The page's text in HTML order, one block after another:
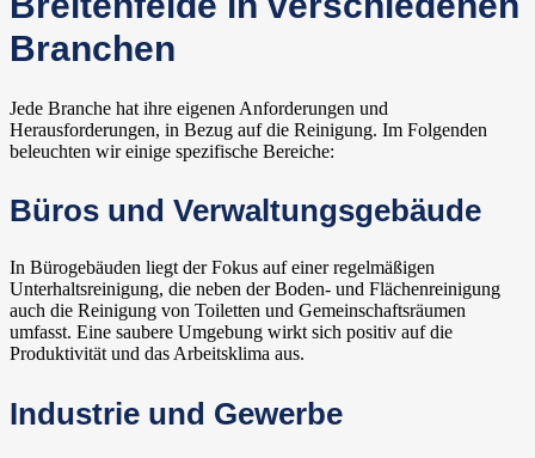
Branchen
Jede Branche hat ihre eigenen Anforderungen und
Herausforderungen, in Bezug auf die Reinigung. Im Folgenden
beleuchten wir einige spezifische Bereiche:
Büros und Verwaltungsgebäude
In Bürogebäuden liegt der Fokus auf einer regelmäßigen
Unterhaltsreinigung, die neben der Boden- und Flächenreinigung
auch die Reinigung von Toiletten und Gemeinschaftsräumen
umfasst. Eine saubere Umgebung wirkt sich positiv auf die
Produktivität und das Arbeitsklima aus.
Industrie und Gewerbe